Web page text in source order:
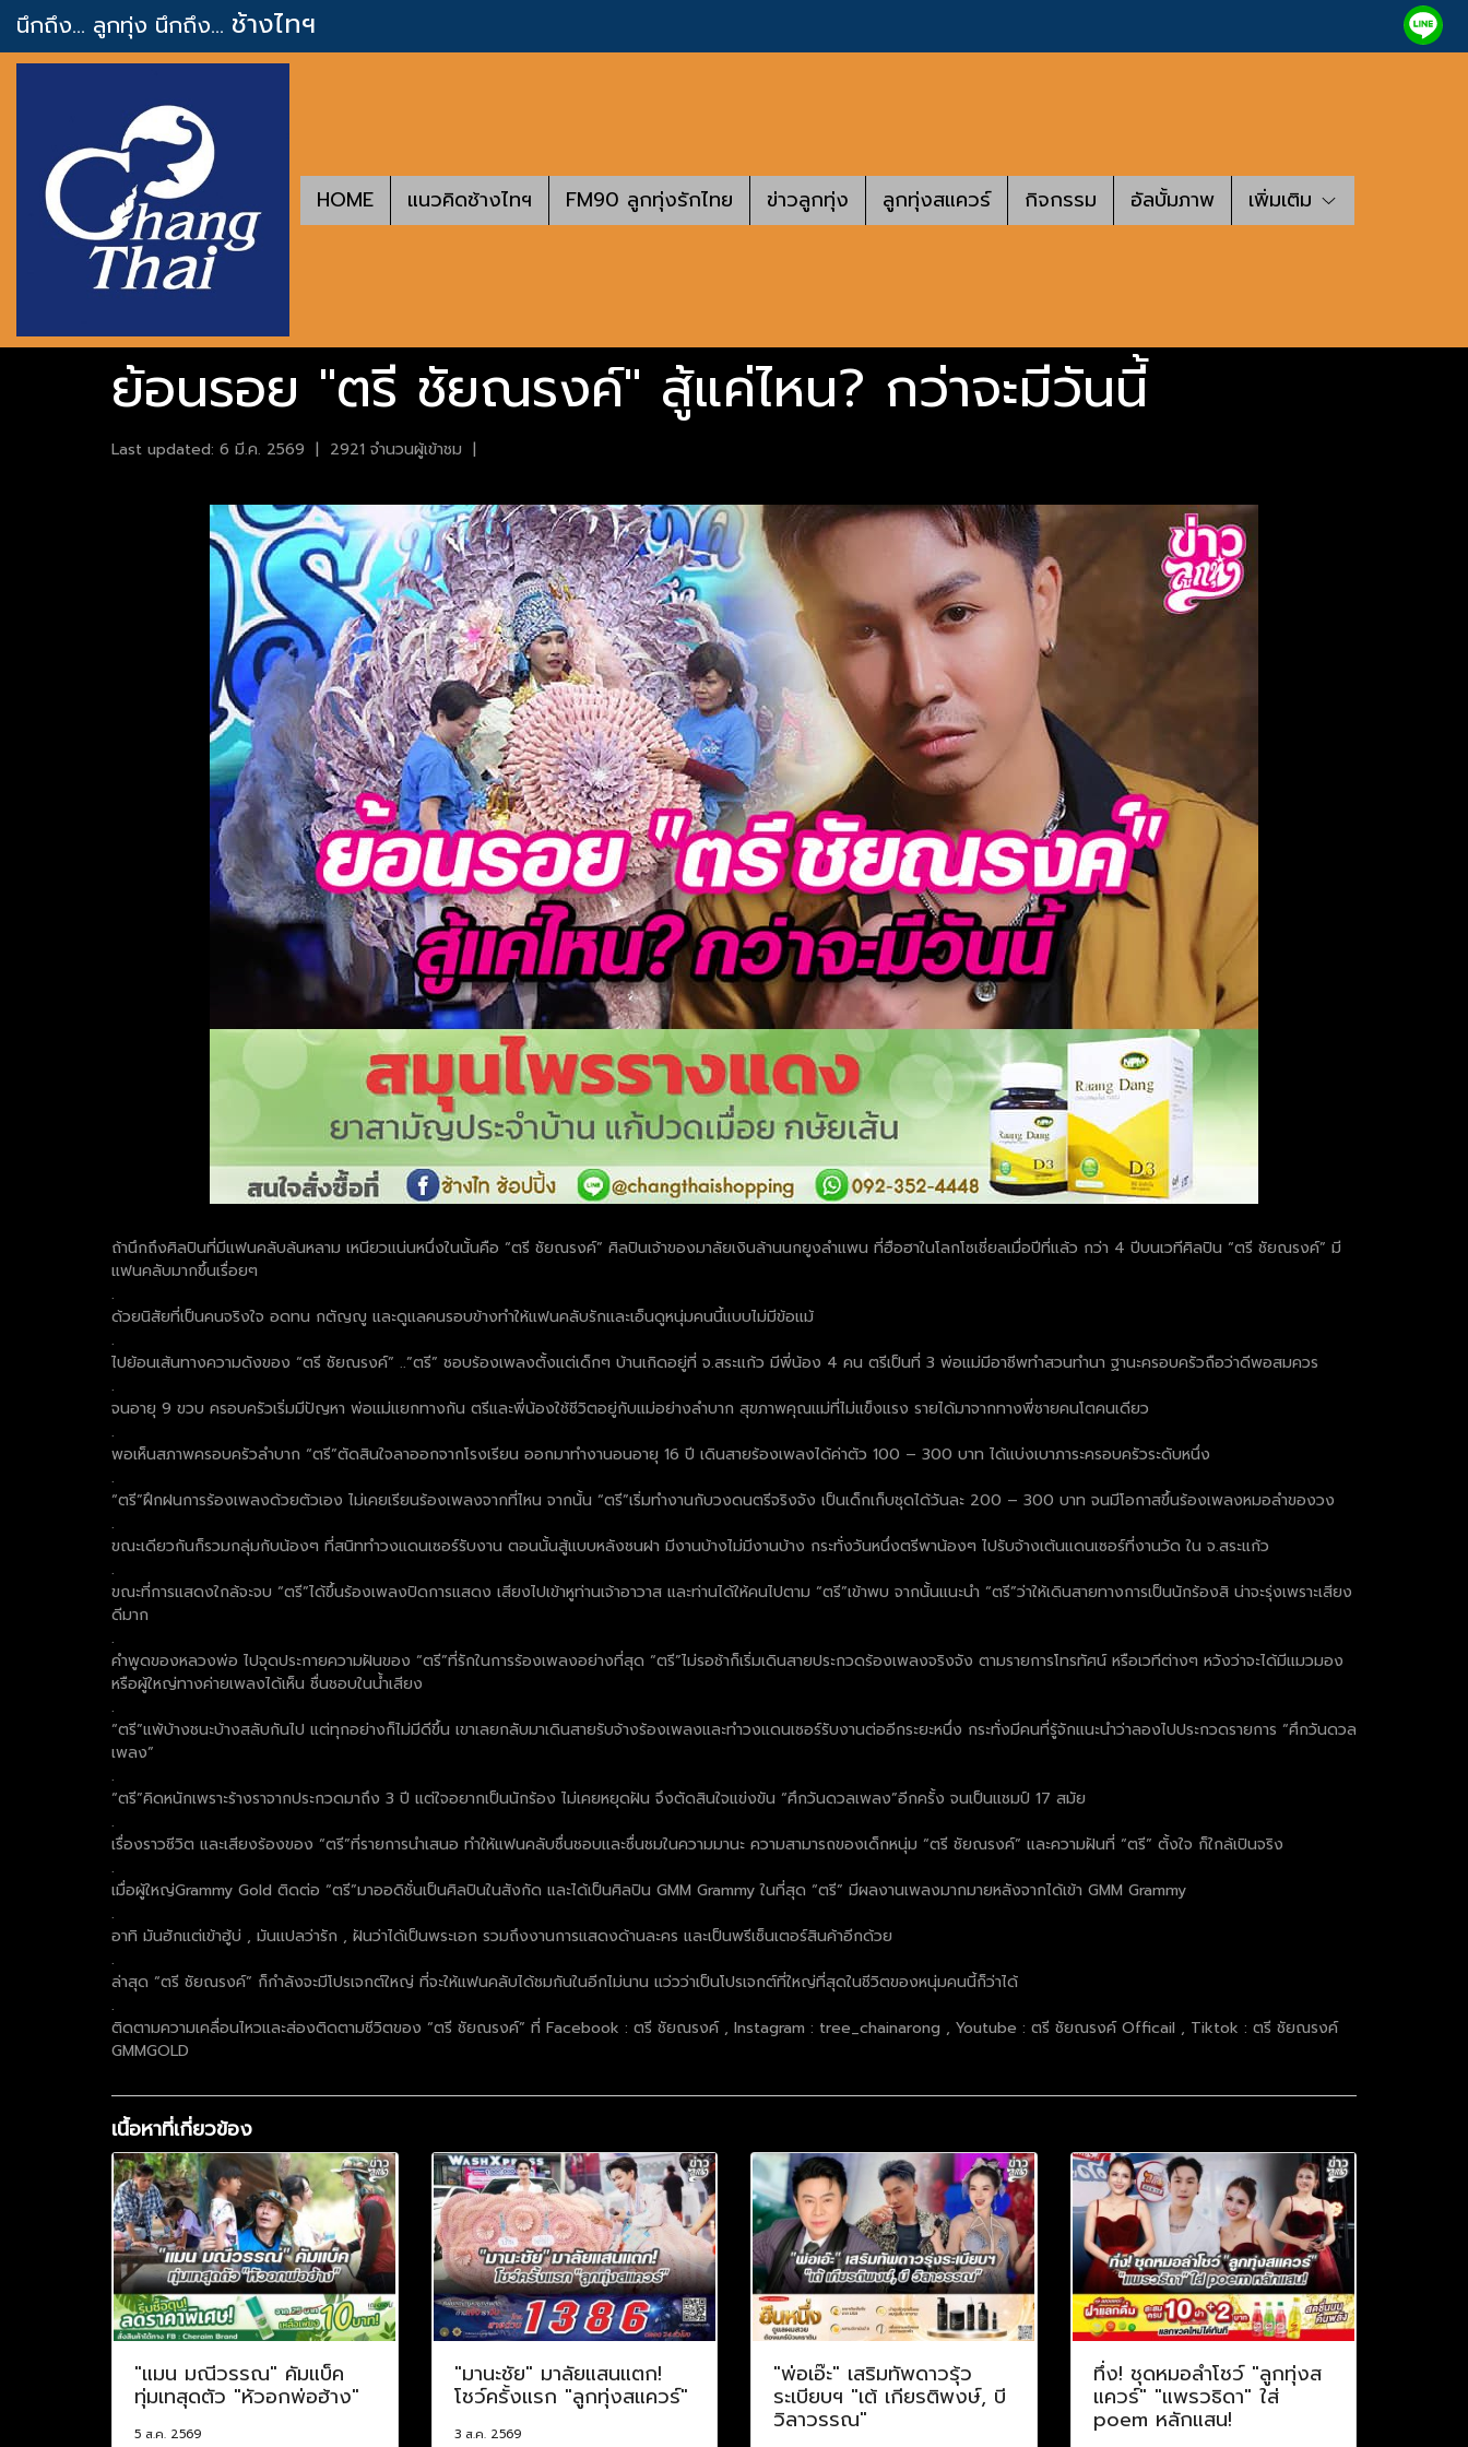
นึกถึง... ลูกทุ่ง นึกถึง... ช้างไทฯ
HOME แนวคิดช้างไทฯ FM90 ลูกทุ่งรักไทย ข่าวลูกทุ่ง ลูกทุ่งสแควร์ กิจกรรม อัลบั้มภาพ เพิ่มเติม
ย้อนรอย "ตรี ชัยณรงค์" สู้แค่ไหน? กว่าจะมีวันนี้
Last updated: 6 มี.ค. 2569 | 2921 จำนวนผู้เข้าชม |
ถ้านึกถึงศิลปินที่มีแฟนคลับล้นหลาม เหนียวแน่นหนึ่งในนั้นคือ “ตรี ชัยณรงค์” ศิลปินเจ้าของมาลัยเงินล้านนกยูงลำแพน ที่ฮือฮาในโลกโซเชี่ยลเมื่อปีที่แล้ว กว่า 4 ปีบนเวทีศิลปิน “ตรี ชัยณรงค์” มี
แฟนคลับมากขึ้นเรื่อยๆ
.
ด้วยนิสัยที่เป็นคนจริงใจ อดทน กตัญญู และดูแลคนรอบข้างทำให้แฟนคลับรักและเอ็นดูหนุ่มคนนี้แบบไม่มีข้อแม้
.
ไปย้อนเส้นทางความดังของ “ตรี ชัยณรงค์” ..”ตรี” ชอบร้องเพลงตั้งแต่เด็กๆ บ้านเกิดอยู่ที่ จ.สระแก้ว มีพี่น้อง 4 คน ตรีเป็นที่ 3 พ่อแม่มีอาชีพทำสวนทำนา ฐานะครอบครัวถือว่าดีพอสมควร
.
จนอายุ 9 ขวบ ครอบครัวเริ่มมีปัญหา พ่อแม่แยกทางกัน ตรีและพี่น้องใช้ชีวิตอยู่กับแม่อย่างลำบาก สุขภาพคุณแม่ที่ไม่แข็งแรง รายได้มาจากทางพี่ชายคนโตคนเดียว
.
พอเห็นสภาพครอบครัวลำบาก “ตรี”ตัดสินใจลาออกจากโรงเรียน ออกมาทำงานอนอายุ 16 ปี เดินสายร้องเพลงได้ค่าตัว 100 – 300 บาท ได้แบ่งเบาภาระครอบครัวระดับหนึ่ง
.
“ตรี”ฝึกฝนการร้องเพลงด้วยตัวเอง ไม่เคยเรียนร้องเพลงจากที่ไหน จากนั้น “ตรี”เริ่มทำงานกับวงดนตรีจริงจัง เป็นเด็กเก็บชุดได้วันละ 200 – 300 บาท จนมีโอกาสขึ้นร้องเพลงหมอลำของวง
.
ขณะเดียวกันก็รวมกลุ่มกับน้องๆ ที่สนิททำวงแดนเซอร์รับงาน ตอนนั้นสู้แบบหลังชนฝา มีงานบ้างไม่มีงานบ้าง กระทั่งวันหนึ่งตรีพาน้องๆ ไปรับจ้างเต้นแดนเซอร์ที่งานวัด ใน จ.สระแก้ว
.
ขณะที่การแสดงใกล้จะจบ “ตรี”ได้ขึ้นร้องเพลงปิดการแสดง เสียงไปเข้าหูท่านเจ้าอาวาส และท่านได้ให้คนไปตาม “ตรี”เข้าพบ จากนั้นแนะนำ “ตรี”ว่าให้เดินสายทางการเป็นนักร้องสิ น่าจะรุ่งเพราะเสียง
ดีมาก
.
คำพูดของหลวงพ่อ ไปจุดประกายความฝันของ “ตรี”ที่รักในการร้องเพลงอย่างที่สุด “ตรี”ไม่รอช้าก็เริ่มเดินสายประกวดร้องเพลงจริงจัง ตามรายการโทรทัศน์ หรือเวทีต่างๆ หวังว่าจะได้มีแมวมอง
หรือผู้ใหญ่ทางค่ายเพลงได้เห็น ชื่นชอบในน้ำเสียง
.
“ตรี”แพ้บ้างชนะบ้างสลับกันไป แต่ทุกอย่างก็ไม่มีดีขึ้น เขาเลยกลับมาเดินสายรับจ้างร้องเพลงและทำวงแดนเซอร์รับงานต่ออีกระยะหนึ่ง กระทั่งมีคนที่รู้จักแนะนำว่าลองไปประกวดรายการ “ศึกวันดวล
เพลง”
.
“ตรี”คิดหนักเพราะร้างราจากประกวดมาถึง 3 ปี แต่ใจอยากเป็นนักร้อง ไม่เคยหยุดฝัน จึงตัดสินใจแข่งขัน “ศึกวันดวลเพลง”อีกครั้ง จนเป็นแชมป์ 17 สมัย
.
เรื่องราวชีวิต และเสียงร้องของ “ตรี”ที่รายการนำเสนอ ทำให้แฟนคลับชื่นชอบและชื่นชมในความมานะ ความสามารถของเด็กหนุ่ม “ตรี ชัยณรงค์” และความฝันที่ “ตรี” ตั้งใจ ก็ใกล้เปินจริง
.
เมื่อผู้ใหญ่Grammy Gold ติดต่อ “ตรี”มาออดิชั่นเป็นศิลปินในสังกัด และได้เป็นศิลปิน GMM Grammy ในที่สุด “ตรี” มีผลงานเพลงมากมายหลังจากได้เข้า GMM Grammy
.
อาทิ มันฮักแต่เข้าฮู้บ่ , มันแปลว่ารัก , ฝันว่าได้เป็นพระเอก รวมถึงงานการแสดงด้านละคร และเป็นพรีเซ็นเตอร์สินค้าอีกด้วย
.
ล่าสุด “ตรี ชัยณรงค์” ก็กำลังจะมีโปรเจกต์ใหญ่ ที่จะให้แฟนคลับได้ชมกันในอีกไม่นาน แว่วว่าเป็นโปรเจกต์ที่ใหญ่ที่สุดในชีวิตของหนุ่มคนนี้ก็ว่าได้
.
ติดตามความเคลื่อนไหวและส่องติดตามชีวิตของ “ตรี ชัยณรงค์” ที่ Facebook : ตรี ชัยณรงค์ , Instagram : tree_chainarong , Youtube : ตรี ชัยณรงค์ Officail , Tiktok : ตรี ชัยณรงค์
GMMGOLD
เนื้อหาที่เกี่ยวข้อง
"แมน มณีวรรณ" คัมแบ็ค
ทุ่มเทสุดตัว "หัวอกพ่อฮ้าง"
5 ส.ค. 2569
"มานะชัย" มาลัยแสนแตก!
โชว์ครั้งแรก "ลูกทุ่งสแควร์"
3 ส.ค. 2569
"พ่อเอ๊ะ" เสริมทัพดาวรุ้ว
ระเบียบฯ "เต้ เกียรติพงษ์, บี
วิลาวรรณ"
ทึ่ง! ชุดหมอลำโชว์ "ลูกทุ่งส
แควร์" "แพรวธิดา" ใส่
poem หลักแสน!